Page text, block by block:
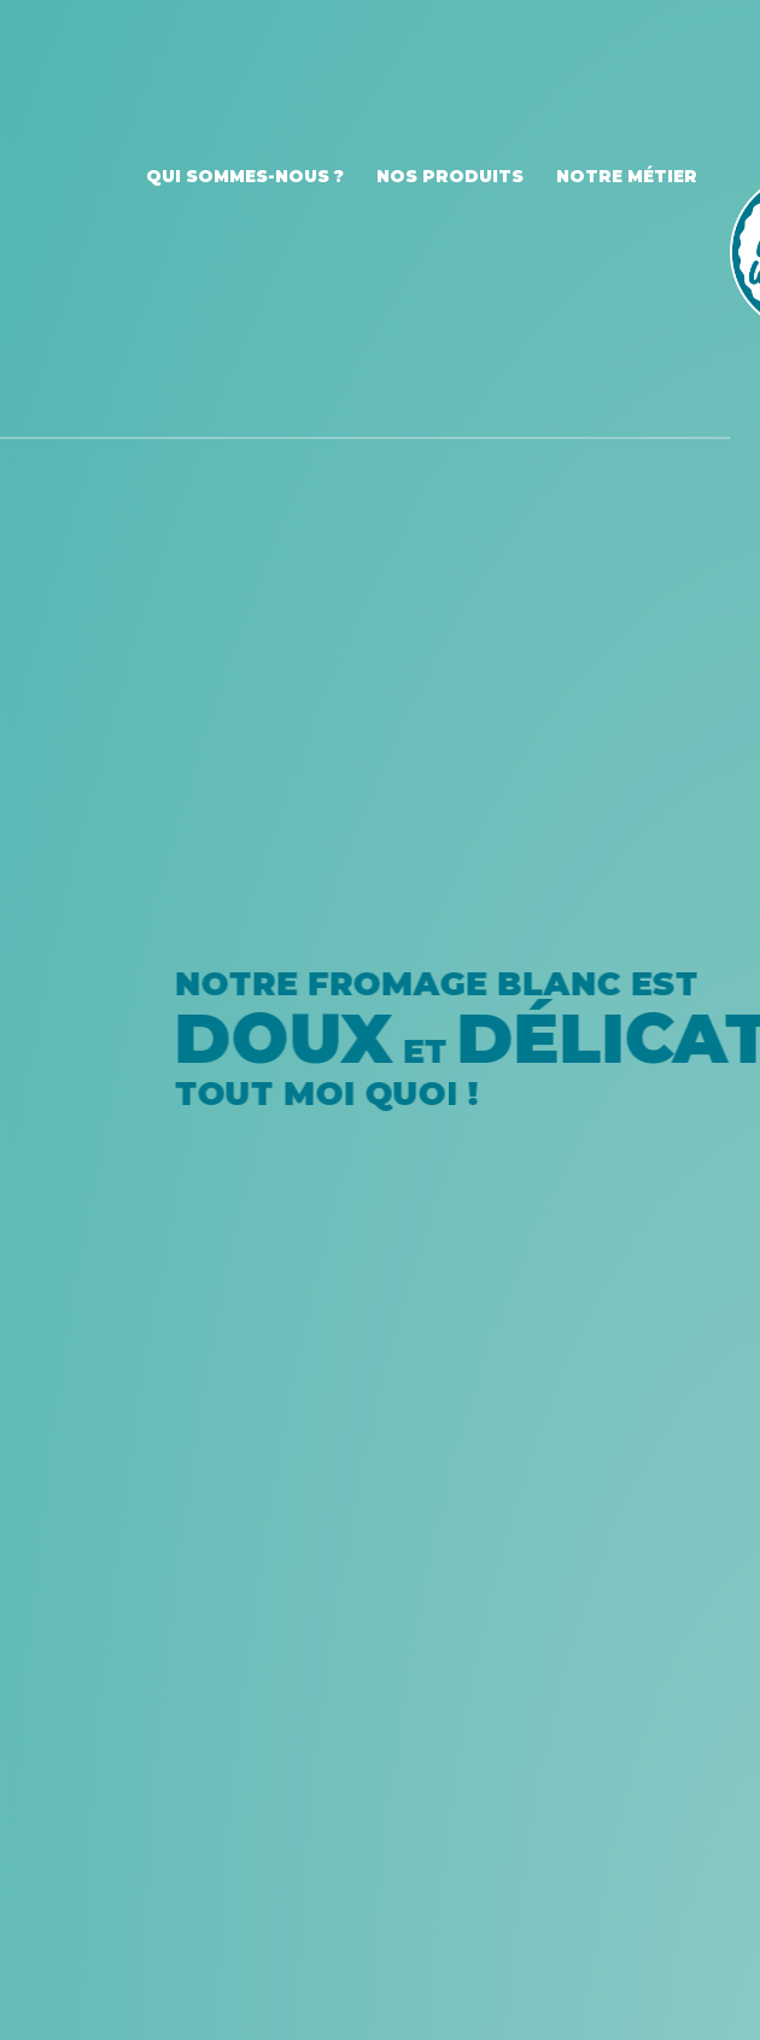
QUI SOMMES-NOUS ? NOS PRODUITS NOTRE MÉTIER
NOTRE FROMAGE BLANC EST
DOUXETDÉLICAT
TOUT MOI QUOI !